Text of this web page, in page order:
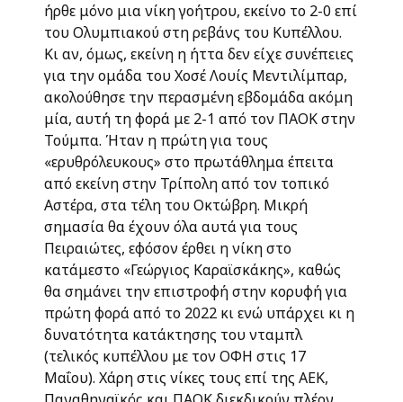
ήρθε μόνο μια νίκη γοήτρου, εκείνο το 2-0 επί
του Ολυμπιακού στη ρεβάνς του Κυπέλλου.
Κι αν, όμως, εκείνη η ήττα δεν είχε συνέπειες
για την ομάδα του Χοσέ Λουίς Μεντιλίμπαρ,
ακολούθησε την περασμένη εβδομάδα ακόμη
μία, αυτή τη φορά με 2-1 από τον ΠΑΟΚ στην
Τούμπα. Ήταν η πρώτη για τους
«ερυθρόλευκους» στο πρωτάθλημα έπειτα
από εκείνη στην Τρίπολη από τον τοπικό
Αστέρα, στα τέλη του Οκτώβρη. Μικρή
σημασία θα έχουν όλα αυτά για τους
Πειραιώτες, εφόσον έρθει η νίκη στο
κατάμεστο «Γεώργιος Καραϊσκάκης», καθώς
θα σημάνει την επιστροφή στην κορυφή για
πρώτη φορά από το 2022 κι ενώ υπάρχει κι η
δυνατότητα κατάκτησης του νταμπλ
(τελικός κυπέλλου με τον ΟΦΗ στις 17
Μαΐου). Χάρη στις νίκες τους επί της ΑΕΚ,